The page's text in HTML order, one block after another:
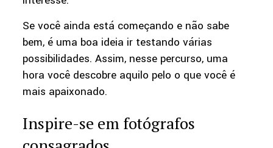
Se você ainda está começando e não sabe
bem, é uma boa ideia ir testando várias
possibilidades. Assim, nesse percurso, uma
hora você descobre aquilo pelo o que você é
mais apaixonado.
Inspire-se em fotógrafos